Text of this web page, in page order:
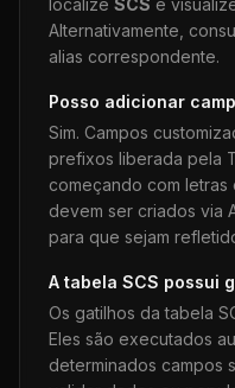
localize SCS e
Alternativamente,
alias correspondente.
Posso adicionar
Sim. Campos
prefixos liberada pela
começando com
devem ser criados via
para que sejam
A tabela SCS possui
Os gatilhos da tabela
Eles são executados
determinados campos